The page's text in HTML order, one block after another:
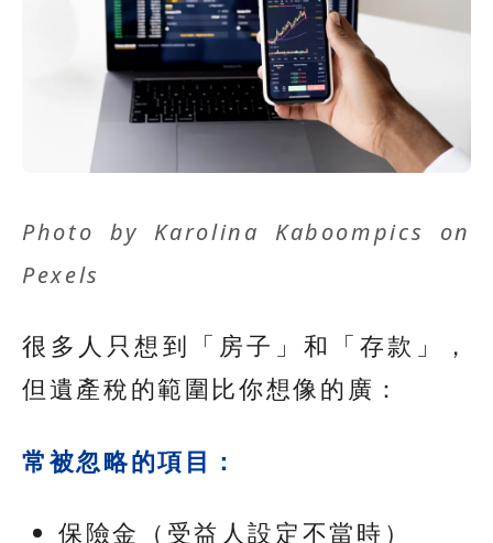
Photo by Karolina Kaboompics
on
Pexels
很多人只想到「房子」和「存款」，
但遺產稅的範圍比你想像的廣：
常被忽略的項目：
保險金（受益人設定不當時）